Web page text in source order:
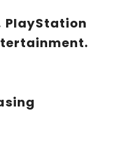
PlayStation